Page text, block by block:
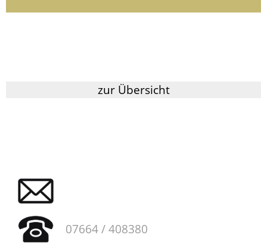
zur Übersicht
07664 / 408380